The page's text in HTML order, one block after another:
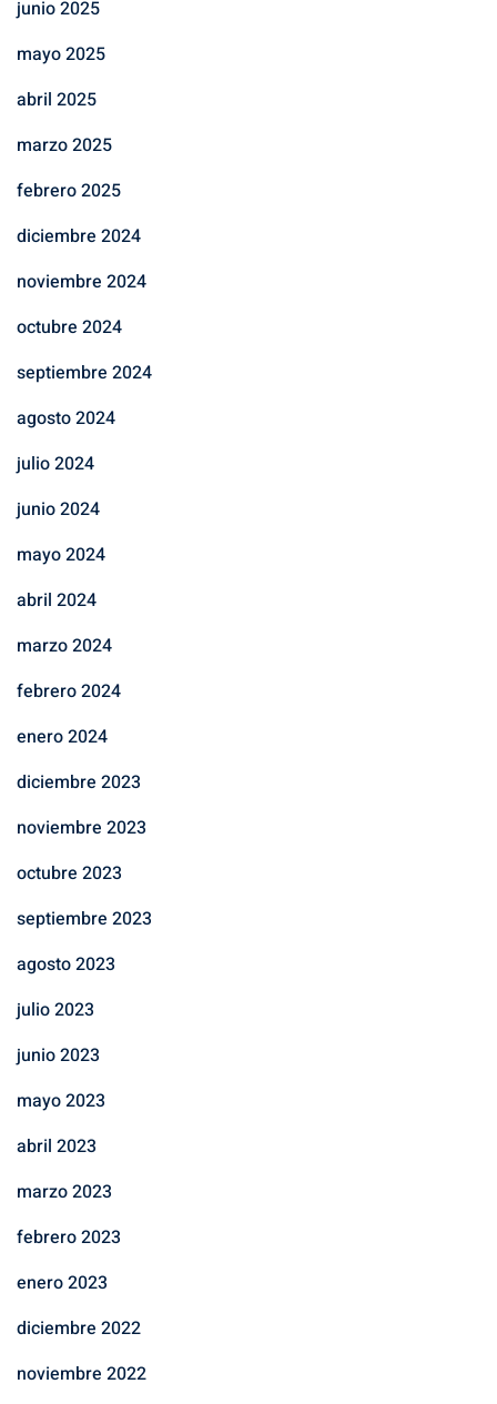
junio 2025
mayo 2025
abril 2025
marzo 2025
febrero 2025
diciembre 2024
noviembre 2024
octubre 2024
septiembre 2024
agosto 2024
julio 2024
junio 2024
mayo 2024
abril 2024
marzo 2024
febrero 2024
enero 2024
diciembre 2023
noviembre 2023
octubre 2023
septiembre 2023
agosto 2023
julio 2023
junio 2023
mayo 2023
abril 2023
marzo 2023
febrero 2023
enero 2023
diciembre 2022
noviembre 2022